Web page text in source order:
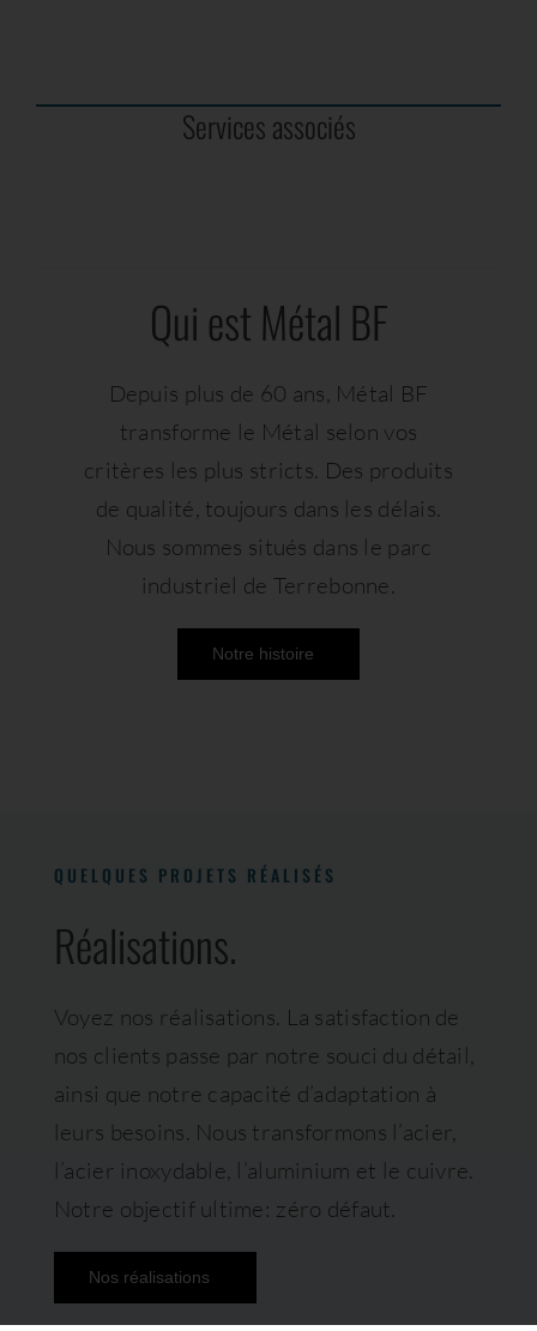
Services associés
Qui est Métal BF
Depuis plus de 60 ans, Métal BF
transforme le Métal selon vos
critères les plus stricts. Des produits
de qualité, toujours dans les délais.
Nous sommes situés dans le parc
industriel de Terrebonne.
Notre histoire
QUELQUES PROJETS RÉALISÉS
Réalisations.
Voyez nos réalisations. La satisfaction de
nos clients passe par notre souci du détail,
ainsi que notre capacité d’adaptation à
leurs besoins. Nous transformons l’acier,
l’acier inoxydable, l’aluminium et le cuivre.
Notre objectif ultime: zéro défaut.
Nos réalisations